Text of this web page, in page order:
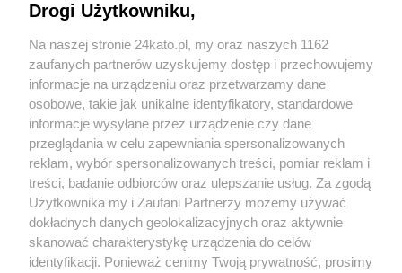
3 / 0
Wydawca mediów lokalnych
Nie zapomnij
zapoznać się z:
polityką prywatności regulamin korzystania z portali
Twojemiasto
Piekary Śląskie
Chorzów
Tarnowskie Góry
Skontakuj sięz nami
Kontakt
Wydawca
Redakcja
Drogi Użytkowniku,
Na naszej stronie 24kato.pl, my oraz naszych 1162
zaufanych partnerów uzyskujemy dostęp i przechowujemy
informacje na urządzeniu oraz przetwarzamy dane
osobowe, takie jak unikalne identyfikatory, standardowe
informacje wysyłane przez urządzenie czy dane
przeglądania w celu zapewniania spersonalizowanych
reklam, wybór spersonalizowanych treści, pomiar reklam i
treści, badanie odbiorców oraz ulepszanie usług. Za zgodą
Użytkownika my i Zaufani Partnerzy możemy używać
dokładnych danych geolokalizacyjnych oraz aktywnie
skanować charakterystykę urządzenia do celów
identyfikacji. Ponieważ cenimy Twoją prywatność, prosimy